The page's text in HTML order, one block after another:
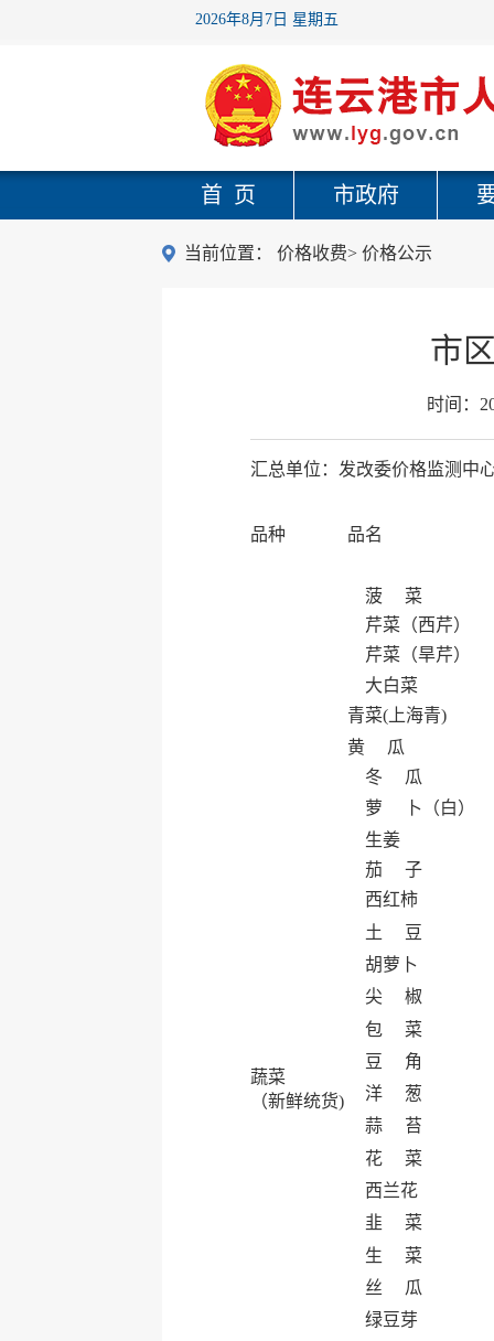
2026年8月7日 星期五
首 页 市政府
当前位置： 价格收费> 价格公示
市
时间：
汇总单位：发改委价格
品种 品名
蔬菜
（新鲜统货)
菠 菜
芹菜（西芹）
芹菜（旱芹）
大白菜
青菜(上海青)
黄 瓜
冬 瓜
萝 卜（白）
生姜
茄 子
西红柿
土 豆
胡萝卜
尖 椒
包 菜
豆 角
洋 葱
蒜 苔
花 菜
西兰花
韭 菜
生 菜
丝 瓜
绿豆芽